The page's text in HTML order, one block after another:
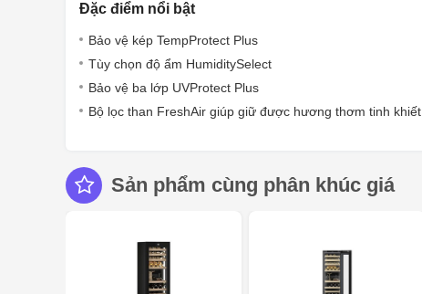
Đặc điểm nổi bật
Bảo vệ kép TempProtect Plus
Tùy chọn độ ẩm HumiditySelect
Bảo vệ ba lớp UVProtect Plus
Bộ lọc than FreshAir giúp giữ được hương thơm tinh khiết
Sản phẩm cùng phân khúc giá